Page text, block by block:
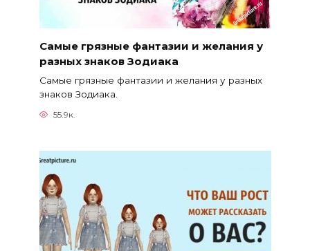
Самые грязные фантазии и желания у
разных знаков Зодиака
Самые грязные фантазии и желания у разных
знаков Зодиака.
55.9к.